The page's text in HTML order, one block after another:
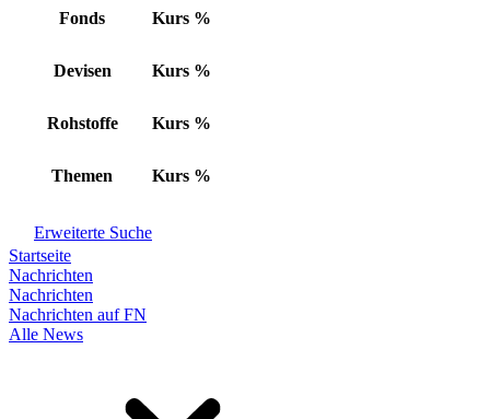
Fonds Kurs %
Devisen Kurs %
Rohstoffe Kurs %
Themen Kurs %
Erweiterte Suche
Startseite
Nachrichten
Nachrichten
Nachrichten auf FN
Alle News